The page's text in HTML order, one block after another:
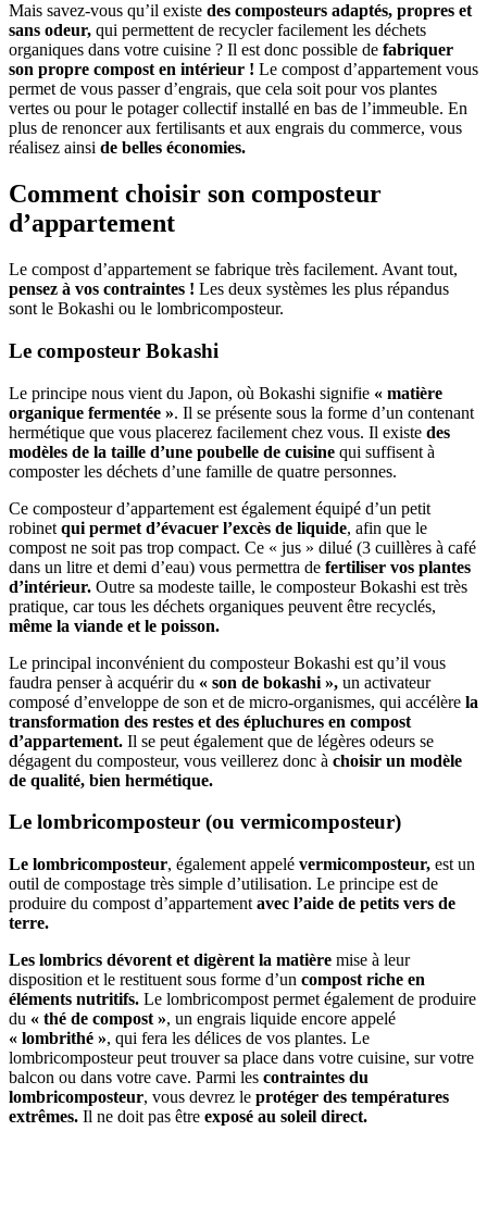
Mais savez-vous qu’il existe des composteurs adaptés, propres et
sans odeur, qui permettent de recycler facilement les déchets
organiques dans votre cuisine ? Il est donc possible de fabriquer
son propre compost en intérieur ! Le compost d’appartement vous
permet de vous passer d’engrais, que cela soit pour vos plantes
vertes ou pour le potager collectif installé en bas de l’immeuble. En
plus de renoncer aux fertilisants et aux engrais du commerce, vous
réalisez ainsi de belles économies.
Comment choisir son composteur
d’appartement
Le compost d’appartement se fabrique très facilement. Avant tout,
pensez à vos contraintes ! Les deux systèmes les plus répandus
sont le Bokashi ou le lombricomposteur.
Le composteur Bokashi
Le principe nous vient du Japon, où Bokashi signifie « matière
organique fermentée ». Il se présente sous la forme d’un contenant
hermétique que vous placerez facilement chez vous. Il existe des
modèles de la taille d’une poubelle de cuisine qui suffisent à
composter les déchets d’une famille de quatre personnes.
Ce composteur d’appartement est également équipé d’un petit
robinet qui permet d’évacuer l’excès de liquide, afin que le
compost ne soit pas trop compact. Ce « jus » dilué (3 cuillères à café
dans un litre et demi d’eau) vous permettra de fertiliser vos plantes
d’intérieur. Outre sa modeste taille, le composteur Bokashi est très
pratique, car tous les déchets organiques peuvent être recyclés,
même la viande et le poisson.
Le principal inconvénient du composteur Bokashi est qu’il vous
faudra penser à acquérir du « son de bokashi », un activateur
composé d’enveloppe de son et de micro-organismes, qui accélère la
transformation des restes et des épluchures en compost
d’appartement. Il se peut également que de légères odeurs se
dégagent du composteur, vous veillerez donc à choisir un modèle
de qualité, bien hermétique.
Le lombricomposteur (ou vermicomposteur)
Le lombricomposteur, également appelé vermicomposteur, est un
outil de compostage très simple d’utilisation. Le principe est de
produire du compost d’appartement avec l’aide de petits vers de
terre.
Les lombrics dévorent et digèrent la matière mise à leur
disposition et le restituent sous forme d’un compost riche en
éléments nutritifs. Le lombricompost permet également de produire
du « thé de compost », un engrais liquide encore appelé
« lombrithé », qui fera les délices de vos plantes. Le
lombricomposteur peut trouver sa place dans votre cuisine, sur votre
balcon ou dans votre cave. Parmi les contraintes du
lombricomposteur, vous devrez le protéger des températures
extrêmes. Il ne doit pas être exposé au soleil direct.